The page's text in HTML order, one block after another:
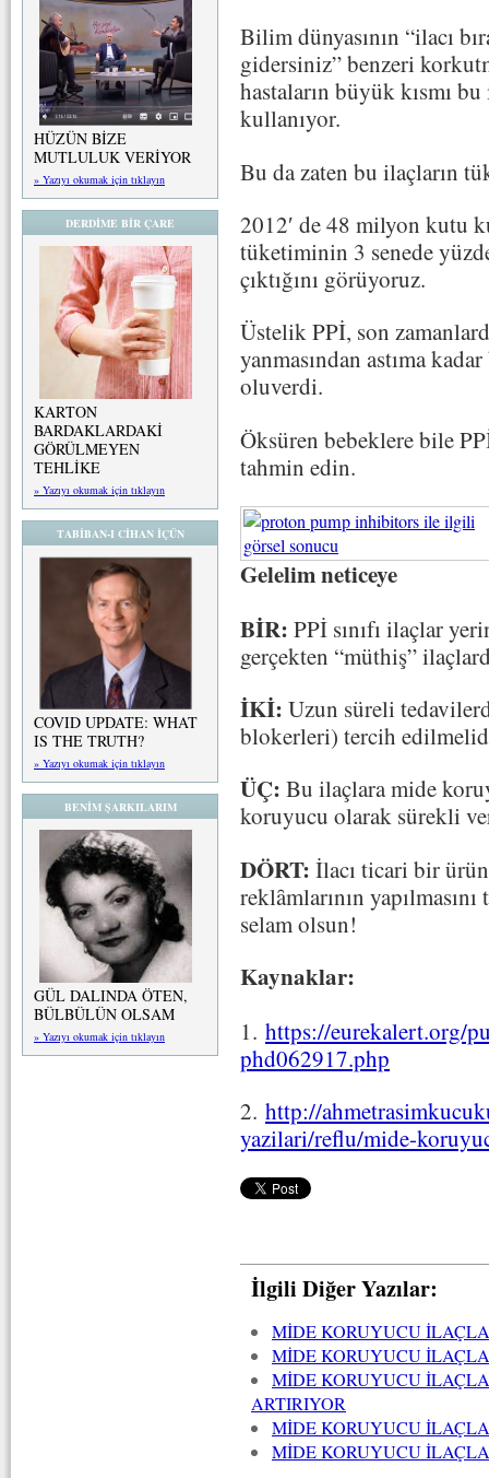
HÜZÜN BİZE
MUTLULUK VERİYOR
» Yazıyı okumak için tıklayın
DERDİME BİR ÇARE
KARTON
BARDAKLARDAKİ
GÖRÜLMEYEN
TEHLİKE
» Yazıyı okumak için tıklayın
TABİBAN-I CİHAN İÇÜN
COVID UPDATE: WHAT
IS THE TRUTH?
» Yazıyı okumak için tıklayın
BENİM ŞARKILARIM
GÜL DALINDA ÖTEN,
BÜLBÜLÜN OLSAM
» Yazıyı okumak için tıklayın
Bilim dünyasının “ilacı
gidersiniz” benzeri
hastaların büyük kısmı
kullanıyor.
Bu da zaten bu ilaçların
2012′ de 48 milyon kutu
tüketiminin 3 senede
çıktığını görüyoruz.
Üstelik PPİ, son
yanmasından astıma
oluverdi.
Öksüren bebeklere bile
tahmin edin.
Gelelim neticeye
BİR: PPİ sınıfı ilaçlar
gerçekten “müthiş”
İKİ: Uzun süreli
blokerleri) tercih
ÜÇ: Bu ilaçlara mide
koruyucu olarak sürekli
DÖRT: İlacı ticari bir
reklȃmlarının
selam olsun!
Kaynaklar:
1. https://eurekalert.org/
phd062917.php
2. http://
yazilari/reflu/mide-
İlgili Diğer Yazılar:
MİDE KORUYUCU
MİDE KORUYUCU
MİDE KORUYUCU
ARTIRIYOR
MİDE KORUYUCU
MİDE KORUYUCU